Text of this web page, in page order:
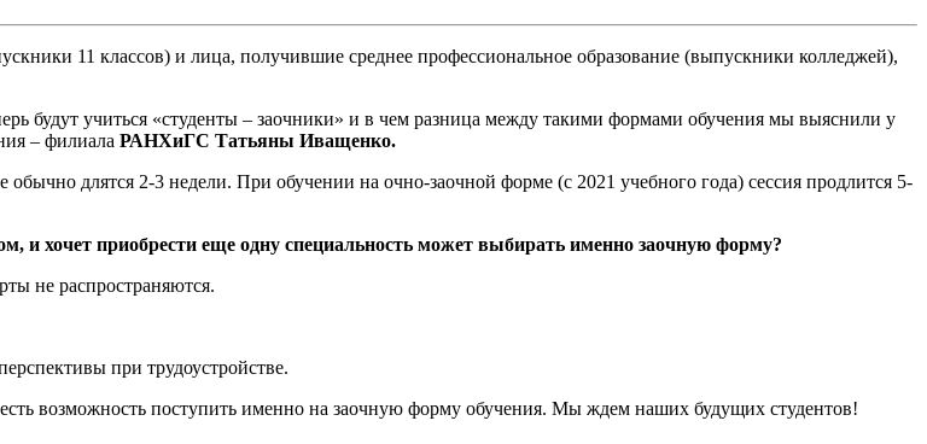
11 классов) и лица, получившие среднее профессиональное образование (выпускники колледжей),
будут учиться «студенты – заочники» и в чем разница между такими формами обучения мы выяснили у
– филиала РАНХиГС Татьяны Иващенко.
длятся 2-3 недели. При обучении на очно-заочной форме (с 2021 учебного года) сессия продлится 5-
и хочет приобрести еще одну специальность может выбирать именно заочную форму?
не распространяются.
при трудоустройстве.
возможность поступить именно на заочную форму обучения. Мы ждем наших будущих студентов!